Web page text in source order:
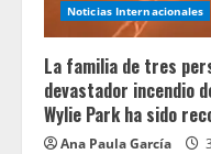
Noticias Internacionales
La familia de tres
devastador incendio
Wylie Park ha sido
Ana Paula García